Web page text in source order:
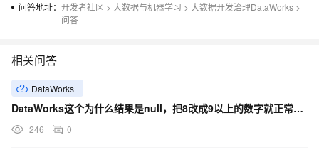
问答地址： 开发者社区 > 大数据与机器学习 > 大数据开发治理DataWorks >
问答
相关问答
DataWorks
DataWorks这个为什么结果是null，把8改成9以上的数字就正常了？
246 0